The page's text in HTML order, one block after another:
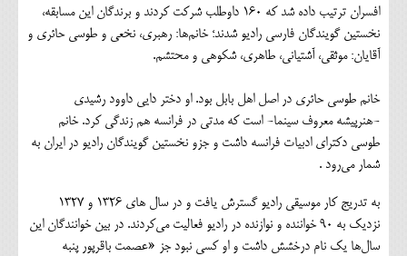
افسران ترتیب داده شد که 160 داوطلب شرکت کردند و برندگان این مسابقه،
نخستین گویندگان فارسی رادیو شدند؛ خانم‌ها: رهبری، نخعی و طوسی حائری و
آقایان: موثقی، آشتیانی، طاهری، شکوهی و محتشم.
خانم طوسی حائری در اصل اهل بابل بود. او دختر دایی داوود رشیدی
-هنرپیشه معروف سینما- است که مدتی در فرانسه هم زندگی کرد. خانم
طوسی دکترای ادبیات فرانسه داشت و جزو نخستین گویندگان رادیو در ایران به
شمار می‌رود .
به تدریج کار موسیقی رادیو گسترش یافت و در سال های 1326 و 1327
نزدیک به 90 خواننده و نوازنده در رادیو فعالیت می‌کردند. در بین خوانندگان این
سال‌ها یک نام درخشش داشت و او کسی نبود جز «عصمت باقرپور پنبه